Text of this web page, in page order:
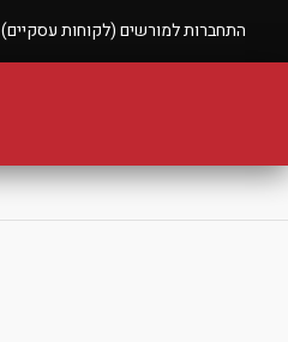
התחברות למורשים (לקוחות עסקיים)